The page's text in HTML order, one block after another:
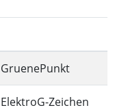
GruenePunkt
ElektroG-Zeichen